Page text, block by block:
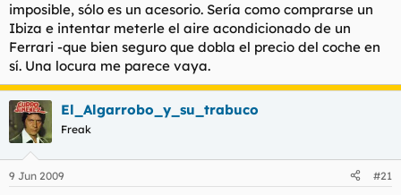
imposible, sólo es un acesorio. Sería como comprarse un
Ibiza e intentar meterle el aire acondicionado de un
Ferrari -que bien seguro que dobla el precio del coche en
sí. Una locura me parece vaya.
El_Algarrobo_y_su_trabuco
Freak
9 Jun 2009 #21